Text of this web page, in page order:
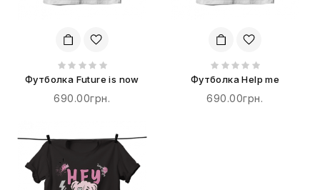
Футболка Future is now
690.00грн.
Футболка Help me
690.00грн.